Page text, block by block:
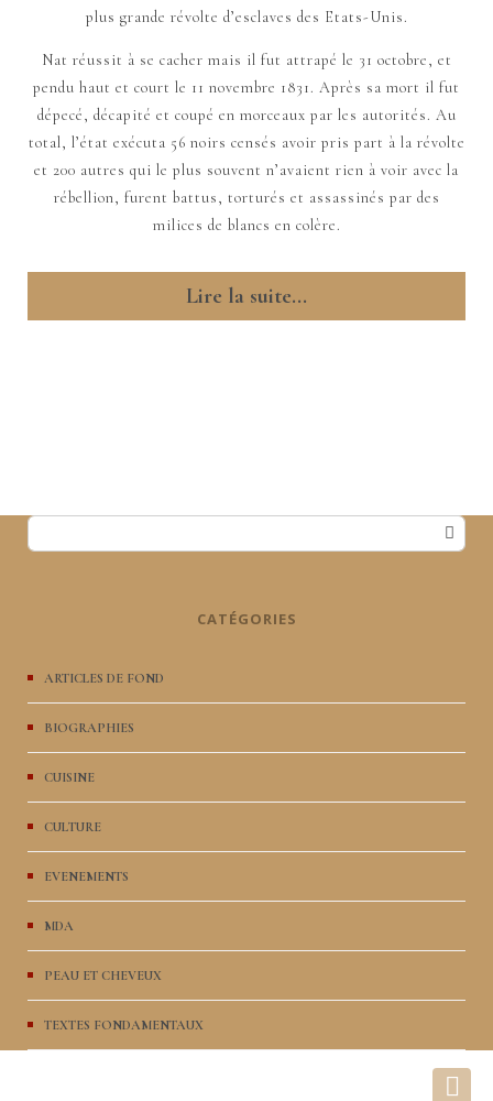
plus grande révolte d’esclaves des Etats-Unis.
Nat réussit à se cacher mais il fut attrapé le 31 octobre, et
pendu haut et court le 11 novembre 1831. Après sa mort il fut
dépecé, décapité et coupé en morceaux par les autorités. Au
total, l’état exécuta 56 noirs censés avoir pris part à la révolte
et 200 autres qui le plus souvent n’avaient rien à voir avec la
rébellion, furent battus, torturés et assassinés par des
milices de blancs en colère.
Lire la suite...
CATÉGORIES
ARTICLES DE FOND
BIOGRAPHIES
CUISINE
CULTURE
EVENEMENTS
MDA
PEAU ET CHEVEUX
TEXTES FONDAMENTAUX